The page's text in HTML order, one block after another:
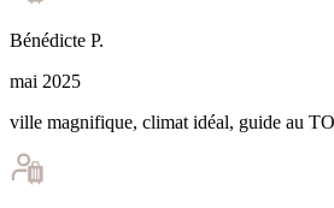
Bénédicte P.
mai 2025
ville magnifique, climat idéal, guide au